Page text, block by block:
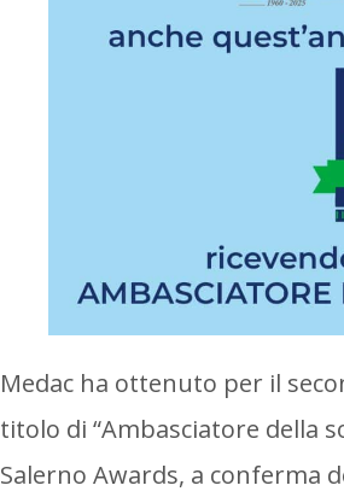
Medac ha ottenuto per il
titolo di “Ambasciatore della
Salerno Awards, a conferma